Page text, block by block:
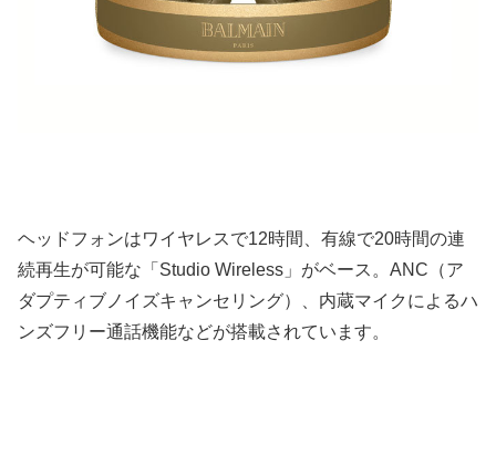
ヘッドフォンはワイヤレスで12時間、有線で20時間の連
続再生が可能な「Studio Wireless」がベース。ANC（ア
ダプティブノイズキャンセリング）、内蔵マイクによるハ
ンズフリー通話機能などが搭載されています。